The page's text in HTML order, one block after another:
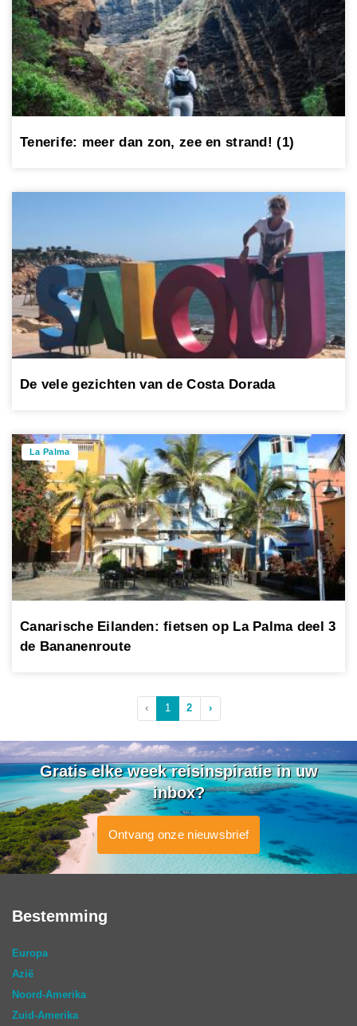
Tenerife: meer dan zon, zee en strand! (1)
De vele gezichten van de Costa Dorada
La Palma
Canarische Eilanden: fietsen op La Palma deel 3
de Bananenroute
‹ 1 2 ›
Gratis elke week reisinspiratie in uw
inbox?
Ontvang onze nieuwsbrief
Bestemming
Europa
Azië
Noord-Amerika
Zuid-Amerika